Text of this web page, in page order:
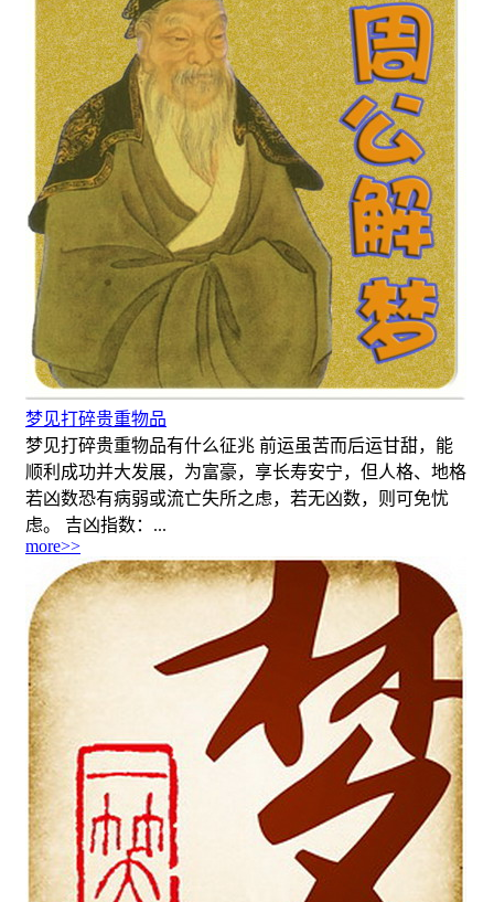
梦见打碎贵重物品
梦见打碎贵重物品有什么征兆 前运虽苦而后运甘甜，能
顺利成功并大发展，为富豪，享长寿安宁，但人格、地格
若凶数恐有病弱或流亡失所之虑，若无凶数，则可免忧
虑。 吉凶指数：...
more>>